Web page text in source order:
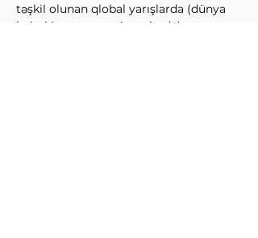
təşkil olunan qlobal yarışlarda (dünya
kubokları və çempionatlarda)